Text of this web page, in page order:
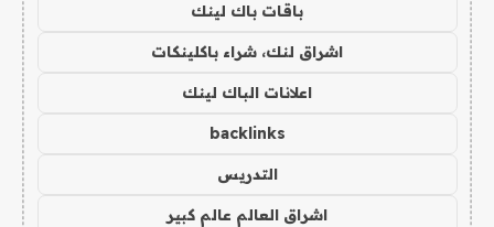
باقات باك لينك
اشراق لنك، شراء باكلينكات
اعلانات الباك لينك
backlinks
التدريس
اشراق العالم عالم كبير